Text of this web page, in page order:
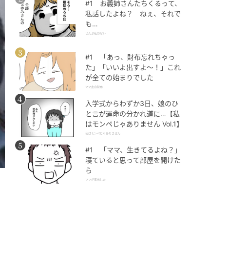
#1 お義姉さんたちくるって、
私話したよね？ ねぇ、それで
も…
ぜんぶ私のせい
#1 「あっ、財布忘れちゃっ
た」「いいよ出すよ〜！」これ
が全ての始まりでした
ママ友の財布
入学式からわずか3日、娘のひ
と言が運命の分かれ道に…【私
はモンペじゃありません Vol.1】
私はモンペじゃありません
#1 「ママ、生きてるよね？」
寝ていると思って部屋を開けた
ら
ママが家出した